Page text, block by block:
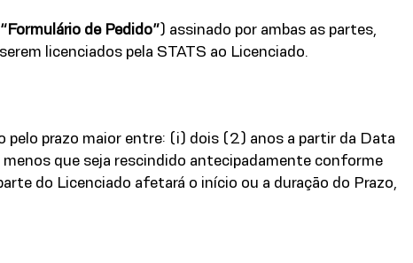
“Formulário de Pedido”) assinado por ambas as partes,
licenciados pela STATS ao Licenciado.
pelo prazo maior entre: (i) dois (2) anos a partir da Data
menos que seja rescindido antecipadamente conforme
do Licenciado afetará o início ou a duração do Prazo,